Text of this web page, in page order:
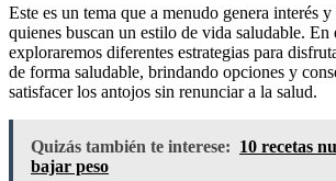
Este es un tema que a menudo genera interés
quienes buscan un estilo de vida saludable. En
exploraremos diferentes estrategias para
de forma saludable, brindando opciones y
satisfacer los antojos sin renunciar a la salud.
Quizás también te interese: 10 recetas
bajar peso